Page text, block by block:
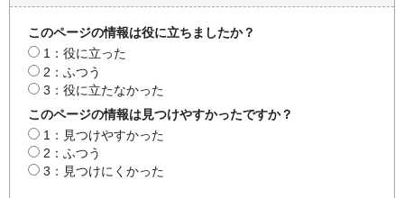
このページの情報は役に立ちましたか？
1：役に立った
2：ふつう
3：役に立たなかった
このページの情報は見つけやすかったですか？
1：見つけやすかった
2：ふつう
3：見つけにくかった